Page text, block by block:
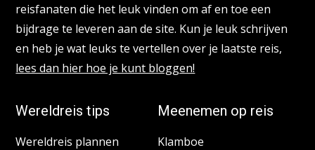
reisfanaten die het leuk vinden om af en toe een
bijdrage te leveren aan de site. Kun je leuk schrijven
en heb je wat leuks te vertellen over je laatste reis,
lees dan hier hoe je kunt bloggen!
Wereldreis tips
Wereldreis plannen
Meenemen op reis
Klamboe